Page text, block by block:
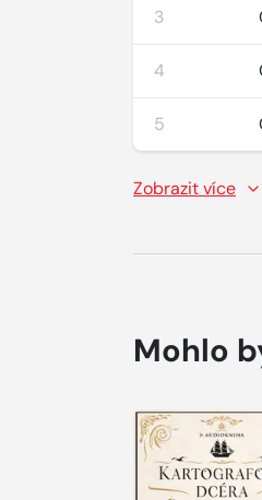
3
4
5
Zobrazit více
Mohlo
Přehrát
ukázku